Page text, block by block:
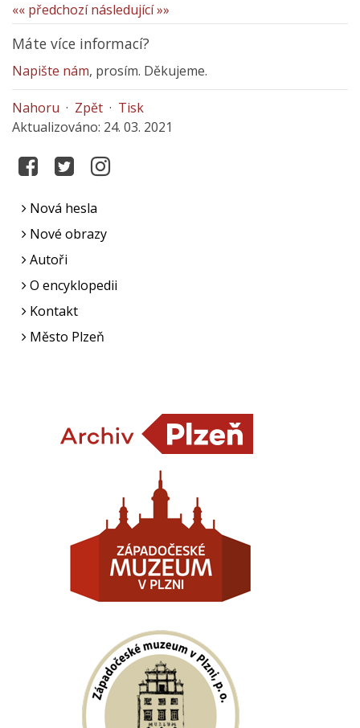
«« předchozí následující »»
Máte více informací?
Napište nám, prosím. Děkujeme.
Nahoru · Zpět · Tisk
Aktualizováno: 24. 03. 2021
Nová hesla
Nové obrazy
Autoři
O encyklopedii
Kontakt
Město Plzeň